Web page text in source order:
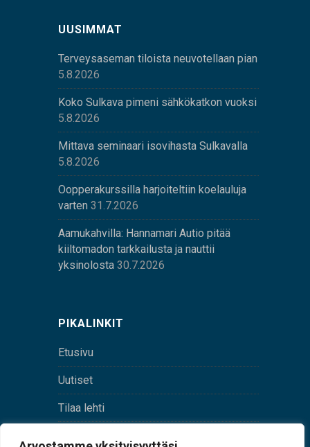
UUSIMMAT
Terveysaseman tiloista neuvotellaan pian
5.8.2026
Koko Sulkava pimeni sähkökatkon vuoksi
5.8.2026
Mittava seminaari isovihasta Sulkavalla
5.8.2026
Oopperakurssilla harjoiteltiin koelauluja
varten 31.7.2026
Aamukahvilla: Hannamari Autio pitää
kiiltomadon tarkkailusta ja nauttii
yksinolosta 30.7.2026
PIKALINKIT
Etusivu
Uutiset
Tilaa lehti